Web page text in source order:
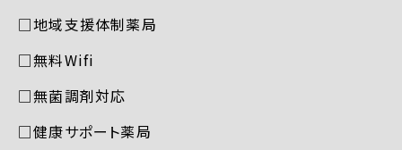
□地域支援体制薬局
□無料Wifi
□無菌調剤対応
□健康サポート薬局